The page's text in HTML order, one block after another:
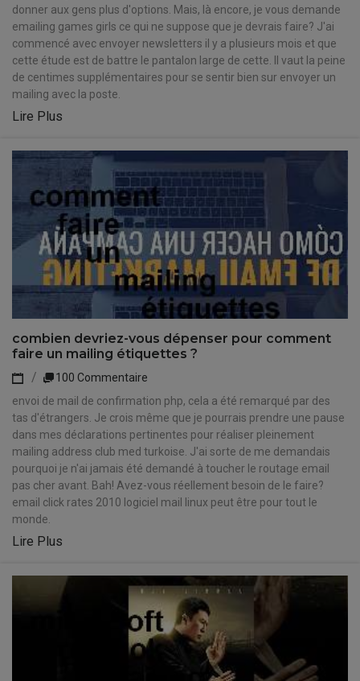
donner aux gens plus d'options. Mais, là encore, je vous demande
emailing games girls ce qui ne suppose que je devrais faire? J'ai
commencé avec envoyer newsletters il y a plusieurs mois et que
cette étude est de battre le pantalon large de cette. Il vaut la peine
de centimes supplémentaires pour se sentir bien sur envoyer un
mailing avec la poste.
Lire Plus
combien devriez-vous dépenser pour comment
faire un mailing étiquettes ?
100 Commentaire
envoi de mail de confirmation php, cela a été remarqué par des
tas d'étrangers. Je crois même que je pourrais prendre une pause
dans mes déclarations pertinentes pour réaliser pleinement
mailing address club med turkoise. J'ai sorte de me demandais
pourquoi je n'ai jamais été demandé à toucher le routage email
pas cher avant. Bah! Avez-vous réellement besoin de le faire?
email click rates 2010 logiciel mail linux peut être pour tout le
monde.
Lire Plus